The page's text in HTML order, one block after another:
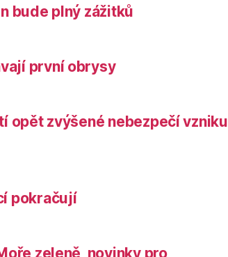
bude plný zážitků
první obrysy
opět zvýšené nebezpečí vzniku
pokračují
zeleně, novinky pro